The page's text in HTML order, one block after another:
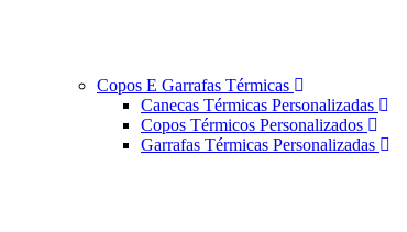
Copos E Garrafas Térmicas
Canecas Térmicas Personalizadas
Copos Térmicos Personalizados
Garrafas Térmicas Personalizadas